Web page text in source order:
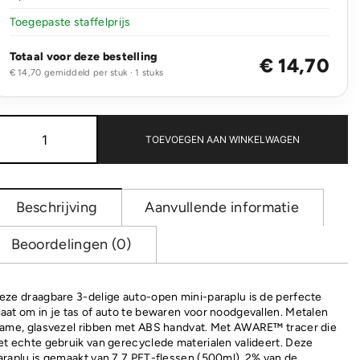
Toegepaste staffelprijs
Totaal voor deze bestelling
€ 14,70 gemiddeld per stuk · 1 stuks € 14,70
Impact
auto
open
paraplu
aantal
TOEVOEGEN AAN WINKELWAGEN
Beschrijving Aanvullende informatie
Beoordelingen (0)
draagbare 3-delige auto-open mini-paraplu is de perfecte
om in je tas of auto te bewaren voor noodgevallen. Metalen
glasvezel ribben met ABS handvat. Met AWARE™ tracer die
echte gebruik van gerecyclede materialen valideert. Deze